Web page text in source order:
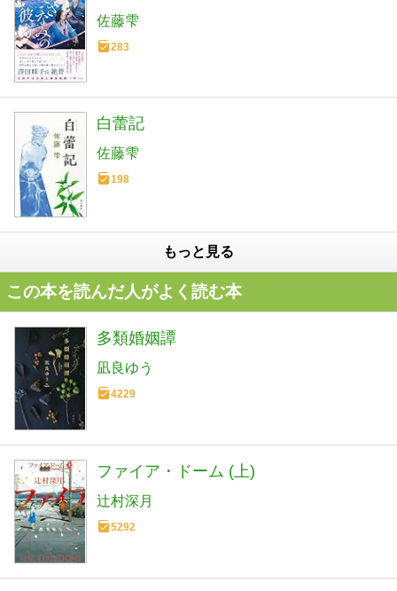
佐藤雫
283
白蕾記
佐藤雫
198
もっと見る
この本を読んだ人がよく読む本
多類婚姻譚
凪良ゆう
4229
ファイア・ドーム (上)
辻村深月
5292